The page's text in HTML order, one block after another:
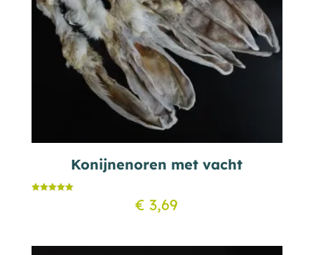
Konijnenoren met vacht
€ 3,69